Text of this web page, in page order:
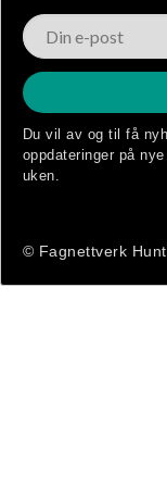
Du vil av og til få
oppdateringer på
uken.
© Fagnettverk